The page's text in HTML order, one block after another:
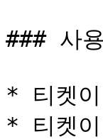
### 사
* 티켓
* 티켓